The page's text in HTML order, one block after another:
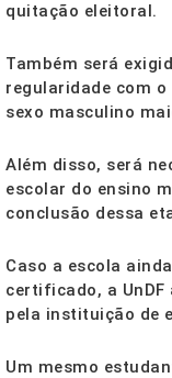
quitação eleitoral.
Também será
regularidade com
sexo masculino
Além disso, será
escolar do ensino
conclusão dessa
Caso a escola
certificado, a
pela instituição de
Um mesmo